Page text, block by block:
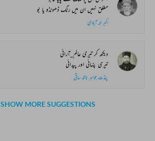
مطلق نہیں ان میں رنگ ڈھونڈو یا بو
اکبر الہ آبادی
دیکھ کر تیری عالم_آرائی
تیری پنہائی اور پیدائی
پنڈت جواہر ناتھ ساقی
SHOW MORE SUGGESTIONS